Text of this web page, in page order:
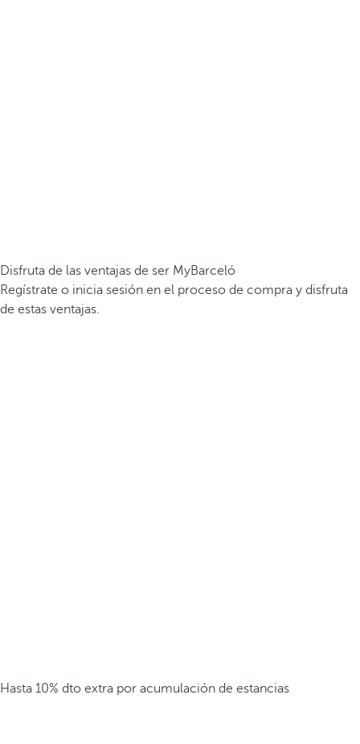
Disfruta de las ventajas de ser MyBarceló
Regístrate o inicia sesión en el proceso de compra y disfruta
de estas ventajas.
Hasta 10% dto extra por acumulación de estancias